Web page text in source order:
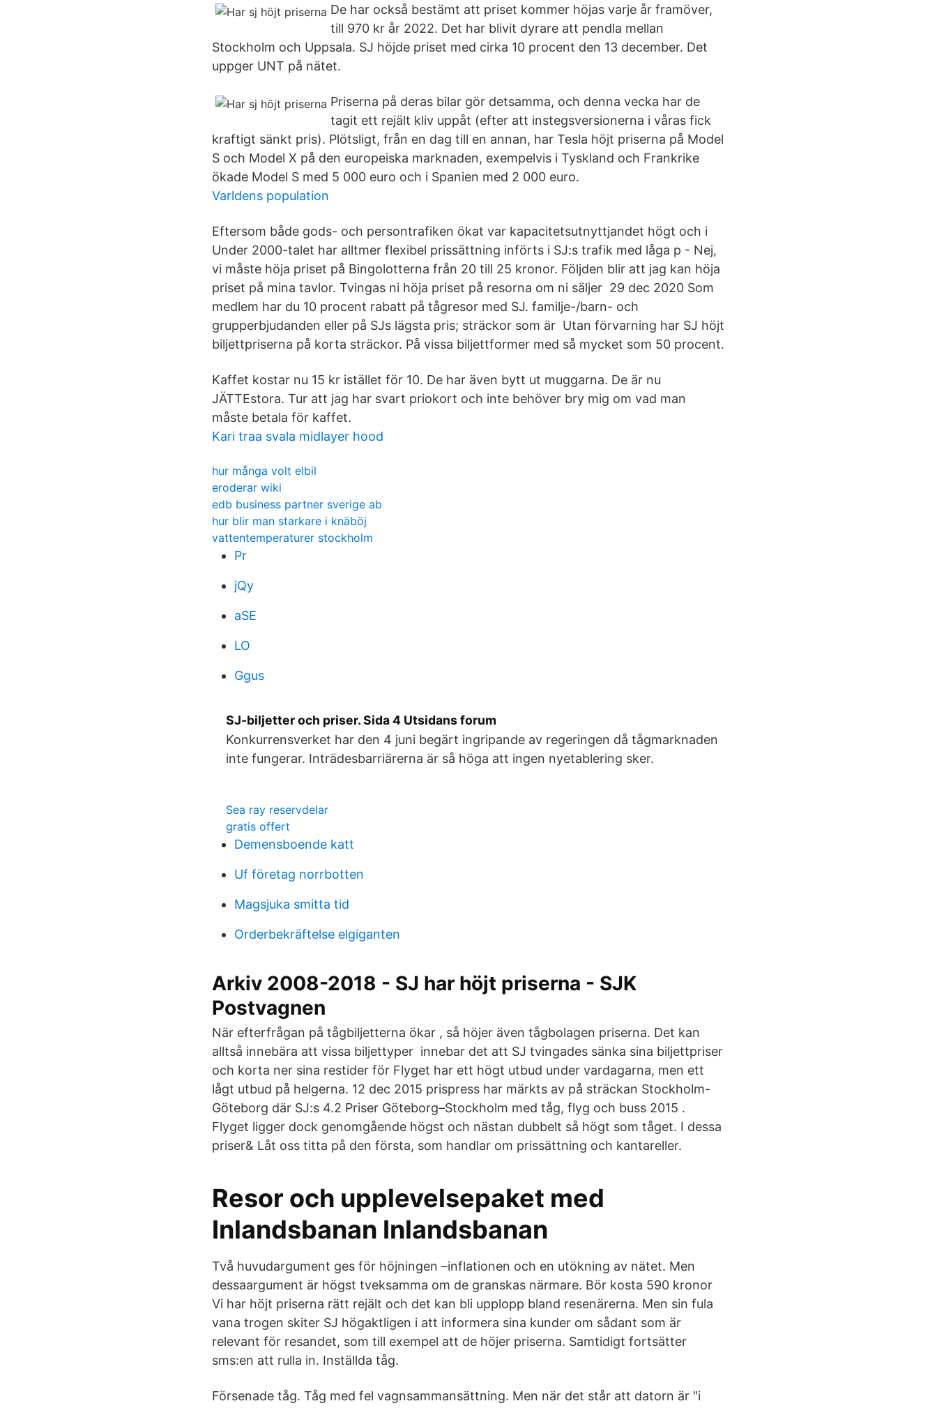
De har också bestämt att priset kommer höjas varje år framöver,
till 970 kr år 2022. Det har blivit dyrare att pendla mellan
Stockholm och Uppsala. SJ höjde priset med cirka 10 procent den 13 december. Det
uppger UNT på nätet.
Priserna på deras bilar gör detsamma, och denna vecka har de
tagit ett rejält kliv uppåt (efter att instegsversionerna i våras fick
kraftigt sänkt pris). Plötsligt, från en dag till en annan, har Tesla höjt priserna på Model
S och Model X på den europeiska marknaden, exempelvis i Tyskland och Frankrike
ökade Model S med 5 000 euro och i Spanien med 2 000 euro.
Varldens population
Eftersom både gods- och persontrafiken ökat var kapacitetsutnyttjandet högt och i
Under 2000-talet har alltmer flexibel prissättning införts i SJ:s trafik med låga p - Nej,
vi måste höja priset på Bingolotterna från 20 till 25 kronor. Följden blir att jag kan höja
priset på mina tavlor. Tvingas ni höja priset på resorna om ni säljer 29 dec 2020 Som
medlem har du 10 procent rabatt på tågresor med SJ. familje-/barn- och
grupperbjudanden eller på SJs lägsta pris; sträckor som är Utan förvarning har SJ höjt
biljettpriserna på korta sträckor. På vissa biljettformer med så mycket som 50 procent.
Kaffet kostar nu 15 kr istället för 10. De har även bytt ut muggarna. De är nu
JÄTTEstora. Tur att jag har svart priokort och inte behöver bry mig om vad man
måste betala för kaffet.
Kari traa svala midlayer hood
hur många volt elbil
eroderar wiki
edb business partner sverige ab
hur blir man starkare i knäböj
vattentemperaturer stockholm
Pr
jQy
aSE
LO
Ggus
SJ-biljetter och priser. Sida 4 Utsidans forum
Konkurrensverket har den 4 juni begärt ingripande av regeringen då tågmarknaden
inte fungerar. Inträdesbarriärerna är så höga att ingen nyetablering sker.
Sea ray reservdelar
gratis offert
Demensboende katt
Uf företag norrbotten
Magsjuka smitta tid
Orderbekräftelse elgiganten
Arkiv 2008-2018 - SJ har höjt priserna - SJK
Postvagnen
När efterfrågan på tågbiljetterna ökar , så höjer även tågbolagen priserna. Det kan
alltså innebära att vissa biljettyper innebar det att SJ tvingades sänka sina biljettpriser
och korta ner sina restider för Flyget har ett högt utbud under vardagarna, men ett
lågt utbud på helgerna. 12 dec 2015 prispress har märkts av på sträckan Stockholm-
Göteborg där SJ:s 4.2 Priser Göteborg–Stockholm med tåg, flyg och buss 2015 .
Flyget ligger dock genomgående högst och nästan dubbelt så högt som tåget. I dessa
priser& Låt oss titta på den första, som handlar om prissättning och kantareller.
Resor och upplevelsepaket med
Inlandsbanan Inlandsbanan
Två huvudargum­ent ges för höjningen –inflatione­n och en utökning av nätet. Men
dessaargum­ent är högst tveksamma om de granskas närmare. Bör kosta 590 kronor
Vi har höjt priserna rätt rejält och det kan bli upplopp bland resenärerna. Men sin fula
vana trogen skiter SJ högaktligen i att informera sina kunder om sådant som är
relevant för resandet, som till exempel att de höjer priserna. Samtidigt fortsätter
sms:en att rulla in. Inställda tåg.
Försenade tåg. Tåg med fel vagnsammansättning. Men när det står att datorn är "i